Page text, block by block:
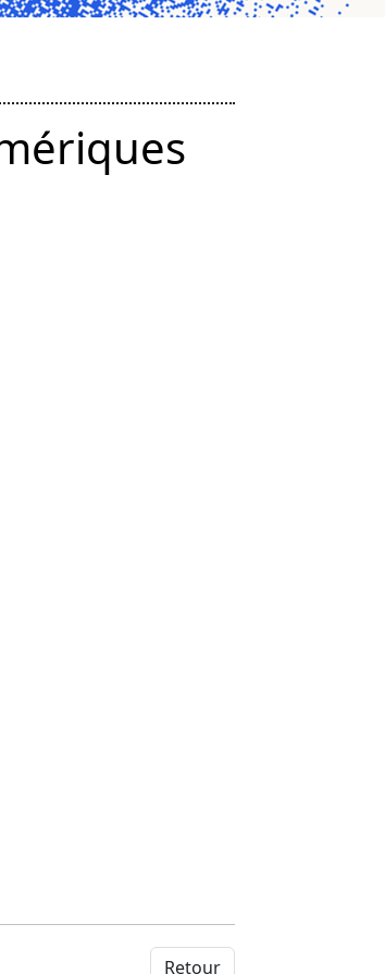
Retour